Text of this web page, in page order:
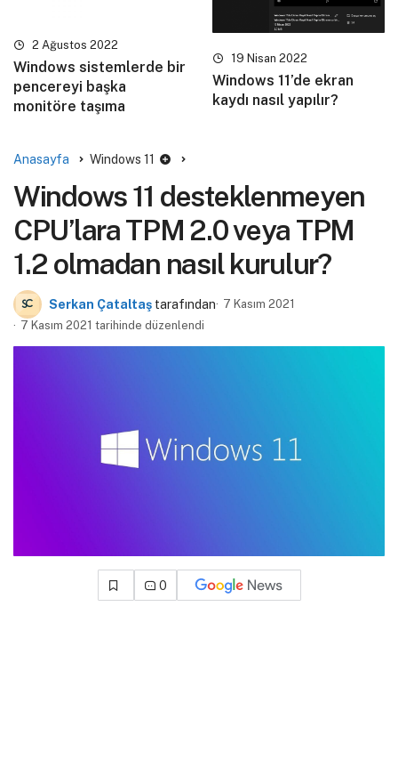
2 Ağustos 2022
Windows sistemlerde bir
pencereyi başka
monitöre taşıma
19 Nisan 2022
Windows 11’de ekran
kaydı nasıl yapılır?
Anasayfa Windows 11
Windows 11 desteklenmeyen
CPU’lara TPM 2.0 veya TPM
1.2 olmadan nasıl kurulur?
Serkan Çataltaş tarafından
7 Kasım 2021
7 Kasım 2021 tarihinde düzenlendi
0